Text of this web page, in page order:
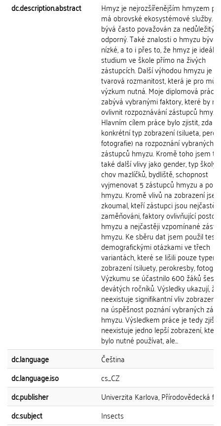
dc.description.abstract
Hmyz je nejrozšířenějším hmyzem
má obrovské ekosystémové služby. I
bývá často považován za nedůležitý a
odporný. Také znalosti o hmyzu
nízké, a to i přes to, že hmyz je
studium ve škole přímo na živých
zástupcích. Další výhodou hmyzu je
tvarová rozmanitost, která je pro můj
výzkum nutná. Moje diplomová práce
zabývá vybranými faktory, které by
ovlivnit rozpoznávání zástupců hmyzu.
Hlavním cílem práce bylo zjistit, zda
konkrétní typ zobrazení (silueta,
fotografie) na rozpoznání vybraných
zástupců hmyzu. Kromě toho jsem
také další vlivy jako gender, typ školy,
chov mazlíčků, bydliště, schopnost
vyjmenovat 5 zástupců hmyzu a
hmyzu. Kromě vlivů na zobrazení
zkoumal, kteří zástupci jsou nejčastěji
zaměňováni, faktory ovlivňující
hmyzu a nejčastěji vzpomínané
hmyzu. Ke sběru dat jsem použil test
demografickými otázkami ve třech
variantách, které se lišili pouze typem
zobrazení (siluety, perokresby,
Výzkumu se účastnilo 600 žáků
devátých ročníků. Výsledky ukazují, že
neexistuje signifikantní vliv zobrazení
na úspěšnost poznání vybraných
hmyzu. Výsledkem práce je tedy
neexistuje jedno lepší zobrazení,
bylo nutné používat, ale...
dc.language
Čeština
dc.language.iso
cs_CZ
dc.publisher
Univerzita Karlova, Přírodovědecká
dc.subject
Insects